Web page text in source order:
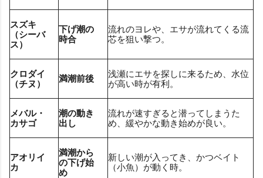
スズキ
（シーバ
ス）
下げ潮の
時合
流れのヨレや、エサが流れてくる流
芯を狙い撃つ。
クロダイ
（チヌ）
満潮前後
浅瀬にエサを探しに来るため、水位
が高い時が有利。
メバル・
カサゴ
潮の動き
出し
流れが速すぎると潜ってしまうた
め、緩やかな動き始めが良い。
アオリイ
カ
満潮から
の下げ始
め
新しい潮が入ってき、かつベイト
（小魚）が動く時。